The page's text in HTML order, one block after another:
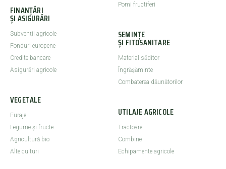
FINANȚĂRI
ȘI ASIGURĂRI
Subvenții agricole
Fonduri europene
Credite bancare
Asigurări agricole
VEGETALE
Furaje
Legume şi fructe
Agricultură bio
Alte culturi
Pomi fructiferi
SEMINȚE
ȘI FITOSANITARE
Material săditor
Îngrășăminte
Combaterea dăunătorilor
UTILAJE AGRICOLE
Tractoare
Combine
Echipamente agricole